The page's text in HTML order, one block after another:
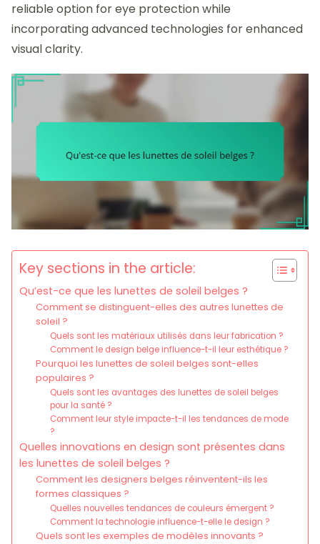
reliable option for eye protection while
incorporating advanced technologies for enhanced
visual clarity.
Key sections in the article:
Qu’est-ce que les lunettes de soleil belges ?
Comment se distinguent-elles des autres lunettes de
soleil ?
Quels sont les matériaux utilisés dans leur fabrication ?
Comment le design belge influence-t-il leur esthétique ?
Pourquoi les lunettes de soleil belges sont-elles
populaires ?
Quels sont les avantages des lunettes de soleil belges
pour la santé ?
Comment leur style impacte-t-il les tendances de mode
?
Quelles innovations en design sont présentes dans
les lunettes de soleil belges ?
Comment les designers belges réinventent-ils les
formes classiques ?
Quelles nouvelles tendances de couleurs émergent ?
Comment la technologie influence-t-elle le design ?
Quels sont les exemples de modèles innovants ?